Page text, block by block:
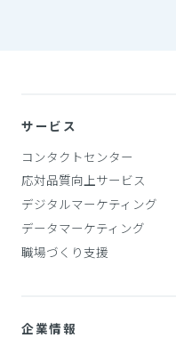
サービス
コンタクトセンター
応対品質向上サービス
デジタルマーケティング
データマーケティング
職場づくり支援
企業情報